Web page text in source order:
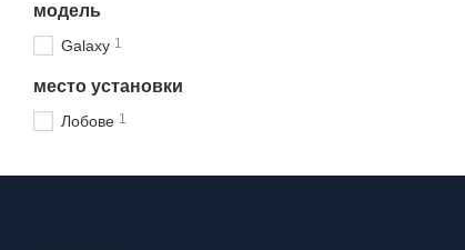
модель
Galaxy 1
место установки
Лобове 1